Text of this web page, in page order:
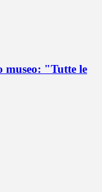
museo: "Tutte le